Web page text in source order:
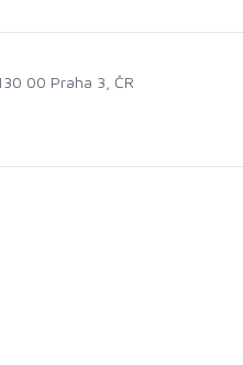
00 Praha 3, ČR